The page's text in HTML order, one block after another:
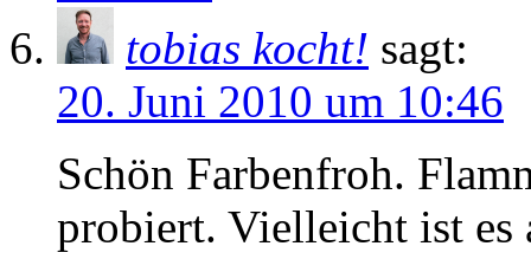
tobias kocht! sagt:
20. Juni 2010 um 10:46
Schön Farbenfroh.
probiert. Vielleicht ist es